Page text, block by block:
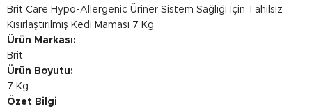
Brit Care Hypo-Allergenic Üriner Sistem Sağlığı İçin Tahılsız
Kısırlaştırılmış Kedi Maması 7 Kg
Ürün Markası:
Brit
Ürün Boyutu:
7 Kg
Özet Bilgi